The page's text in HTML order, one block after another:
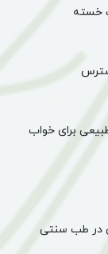
خستگی نمی‌خوابیم؟ ۷ راه طبیعی برای خواب
در طب سنتی